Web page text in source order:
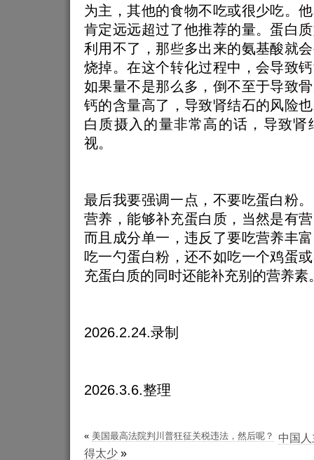
为主，其他的食物不吃或很少吃。
肯定远远超过了他推荐的量。蛋白
利用不了，那些多出来的氨基酸就
烧掉。在这个转化过程中，会导致
如果量不是那么多，倒不至于导致
钙的含量高了，导致肾结石的风险
白质摄入的量非常高的话，导致肾
视。
最后我要强调一点，不要吃蛋白粉
营养，能够补充蛋白质，当然是有
而且成分单一，违反了要吃营养丰
吃一勺蛋白粉，还不如吃一个鸡蛋
充蛋白质的同时还能补充别的营养素
2026.2.24.录制
2026.3.6.整理
« 美国最高法院判川普狂征关税违法，然后呢？
中国
得太少 »